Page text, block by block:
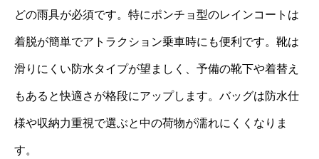
どの雨具が必須です。特にポンチョ型のレインコートは
着脱が簡単でアトラクション乗車時にも便利です。靴は
滑りにくい防水タイプが望ましく、予備の靴下や着替え
もあると快適さが格段にアップします。バッグは防水仕
様や収納力重視で選ぶと中の荷物が濡れにくくなりま
す。